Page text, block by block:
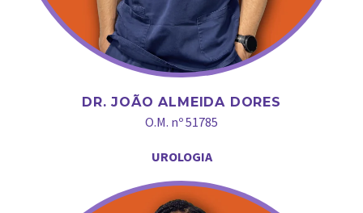
DR. JOÃO ALMEIDA DORES
O.M. nº 51785
UROLOGIA